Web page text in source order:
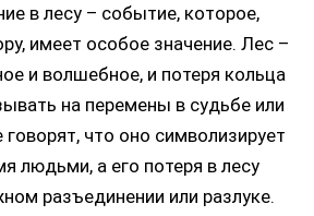
в лесу – событие, которое,
имеет особое значение. Лес –
и волшебное, и потеря кольца
на перемены в судьбе или
что оно символизирует
людьми, а его потеря в лесу
разъединении или разлуке.